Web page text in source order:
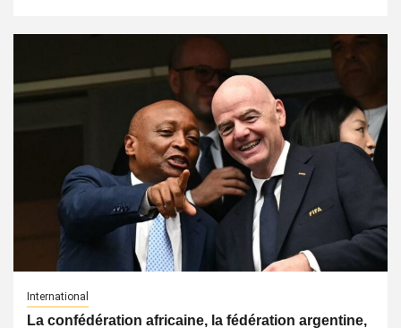
International
La confédération africaine, la fédération argentine,